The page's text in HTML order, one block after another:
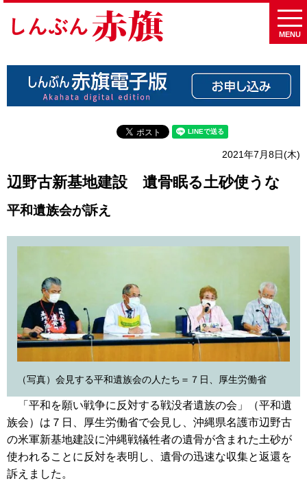
MENU
2021年7月8日(木)
辺野古新基地建設 遺骨眠る土砂使うな
平和遺族会が訴え
（写真）会見する平和遺族会の人たち＝７日、厚生労働省
「平和を願い戦争に反対する戦没者遺族の会」（平和遺
族会）は７日、厚生労働省で会見し、沖縄県名護市辺野古
の米軍新基地建設に沖縄戦犠牲者の遺骨が含まれた土砂が
使われることに反対を表明し、遺骨の迅速な収集と返還を
訴えました。